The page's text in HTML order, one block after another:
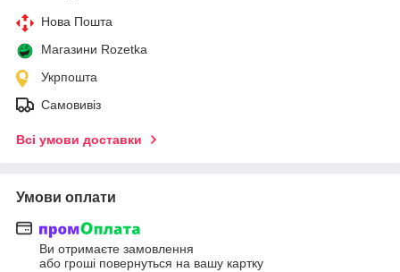
Нова Пошта
Магазини Rozetka
Укрпошта
Самовивіз
Всі умови доставки
Умови оплати
Ви отримаєте замовлення
або гроші повернуться на вашу картку